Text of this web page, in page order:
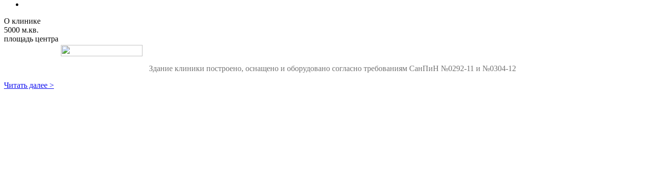
О клинике
5000 м.кв.
площадь центра
Здание клиники построено, оснащено и оборудовано согласно требованиям СанПиН №0292-11 и №0304-12
Читать далее >